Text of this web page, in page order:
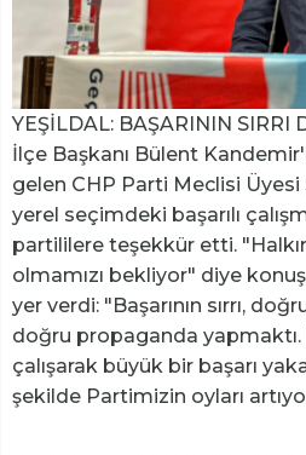
YEŞİLDAL: BAŞARININ SIRRI
İlçe Başkanı Bülent
gelen CHP Parti Meclisi Üyesi
yerel seçimdeki başarılı
partililere teşekkür etti.
olmamızı bekliyor" diye
yer verdi: "Başarının sırrı,
doğru propaganda
çalışarak büyük bir başarı
şekilde Partimizin oyları